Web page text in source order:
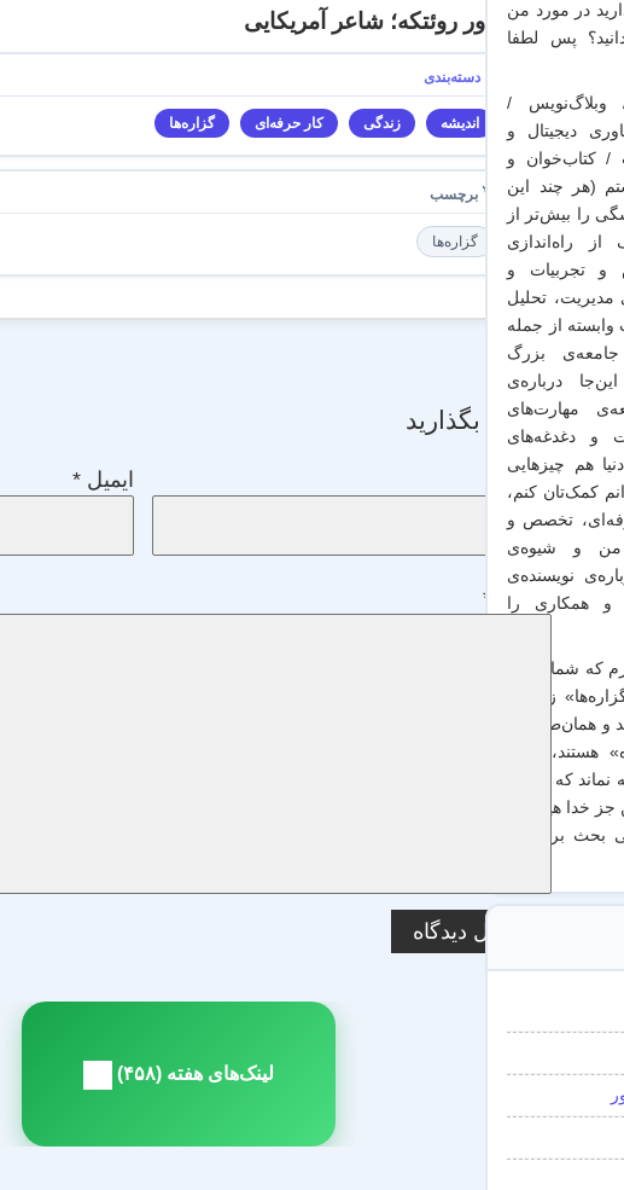
تئودور روئتکه؛ شاعر آمریکایی
اندیشه زندگی کار حرفه‌ای گزاره‌ها
گزاره‌ها
دیدگاه بگذارید
نام ایمیل*
دیدگاه *
مطلب
لینک‌های هفته (۴۵۸)
در مورد من
پس لطفا
/
دیجیتال و
/ کتاب‌خوان و
(هر چند این
را بیش‌تر از
راه‌اندازی
و تجربیات‌ و
تحلیل
از جمله
بزرگ
درباره‌ی
مهارت‌های
و دغدغه‌های
هم چیزهایی
کمک‌تان کنم،
تخصص و
من و شیو‌ه‌ی
نویسنده‌ی
و همکاری را
که شما با من
زاویه‌ی
و همان‌طور که
هستند، یعنی
نماند که منطق
خدا هیچ چیز
بحث برداشت